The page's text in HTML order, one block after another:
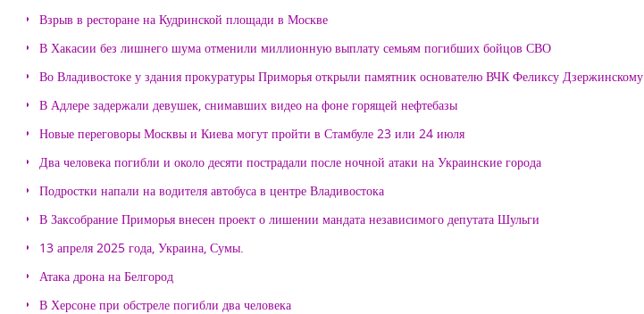
Взрыв в ресторане на Кудринской площади в Москве
В Хакасии без лишнего шума отменили миллионную выплату семьям погибших бойцов СВО
Во Владивостоке у здания прокуратуры Приморья открыли памятник основателю ВЧК Феликсу Дзержинскому
В Адлере задержали девушек, снимавших видео на фоне горящей нефтебазы
Новые переговоры Москвы и Киева могут пройти в Стамбуле 23 или 24 июля
Два человека погибли и около десяти пострадали после ночной атаки на Украинские города
Подростки напали на водителя автобуса в центре Владивостока
В Заксобрание Приморья внесен проект о лишении мандата независимого депутата Шульги
13 апреля 2025 года, Украина, Сумы.
Атака дрона на Белгород
В Херсоне при обстреле погибли два человека